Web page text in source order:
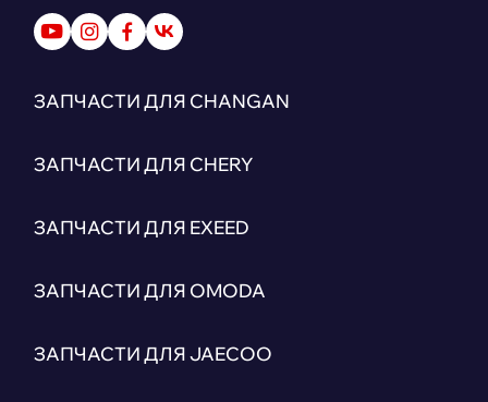
ЗАПЧАСТИ ДЛЯ CHANGAN
ЗАПЧАСТИ ДЛЯ CHERY
ЗАПЧАСТИ ДЛЯ EXEED
ЗАПЧАСТИ ДЛЯ OMODA
ЗАПЧАСТИ ДЛЯ JAECOO